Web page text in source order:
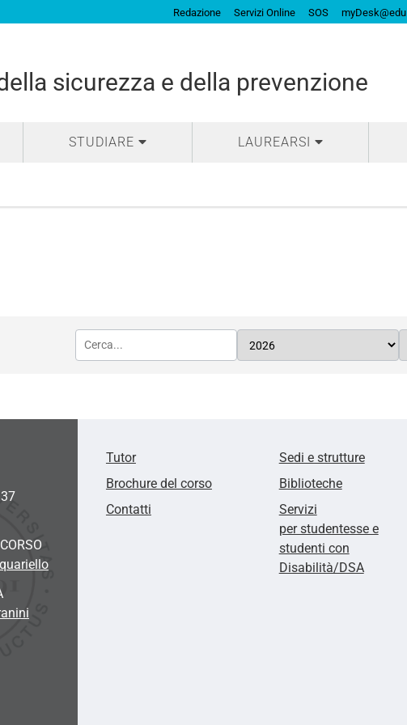
Redazione Servizi Online SOS myDesk@edu
sicurezza e della prevenzione
STUDIARE LAUREARSI
Tutor
Brochure del corso
Contatti
Sedi e strutture
Biblioteche
Servizi
per studentesse e
studenti con
Disabilità/DSA